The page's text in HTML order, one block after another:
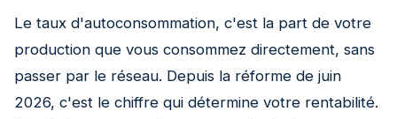
Le taux d'autoconsommation, c'est la part de votre
production que vous consommez directement, sans
passer par le réseau. Depuis la réforme de juin
2026, c'est le chiffre qui détermine votre rentabilité.